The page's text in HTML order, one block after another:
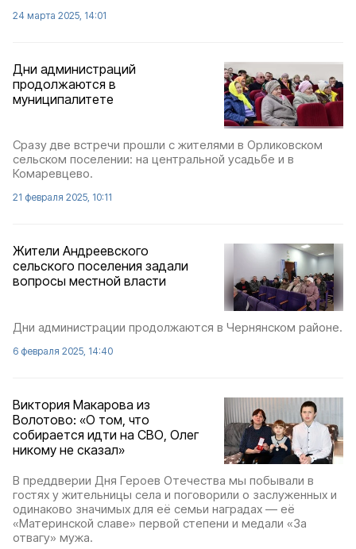
24 марта 2025, 14:01
Дни администраций
продолжаются в
муниципалитете
Сразу две встречи прошли с жителями в Орликовском
сельском поселении: на центральной усадьбе и в
Комаревцево.
21 февраля 2025, 10:11
Жители Андреевского
сельского поселения задали
вопросы местной власти
Дни администрации продолжаются в Чернянском районе.
6 февраля 2025, 14:40
Виктория Макарова из
Волотово: «О том, что
собирается идти на СВО, Олег
никому не сказал»
В преддверии Дня Героев Отечества мы побывали в
гостях у жительницы села и поговорили о заслуженных и
одинаково значимых для её семьи наградах — её
«Материнской славе» первой степени и медали «За
отвагу» мужа.